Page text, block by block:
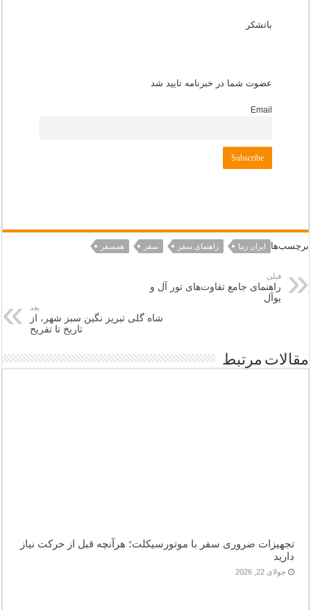
باتشکر
عضوت شما در خبرنامه تایید شد
Email
برچسب‌ها ایران زیبا راهنمای سفر سفر همسفر
قبلی
راهنمای جامع تفاوت‌های تور آل و
یوآل
بعد
شاه گلی تبریز نگین سبز شهر، از
تاریخ تا تفریح
مقالات مرتبط
تجهیزات ضروری سفر با موتورسیکلت؛ هرآنچه قبل از حرکت نیاز
دارید
جولای 22, 2026